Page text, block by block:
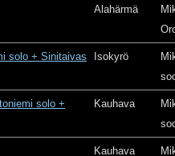
Alahärmä
solo + Sinitaivas Isokyrö
solo +
Kauhava
Kauhava